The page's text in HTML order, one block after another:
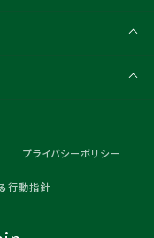
プライバシーポリシー
行動指針